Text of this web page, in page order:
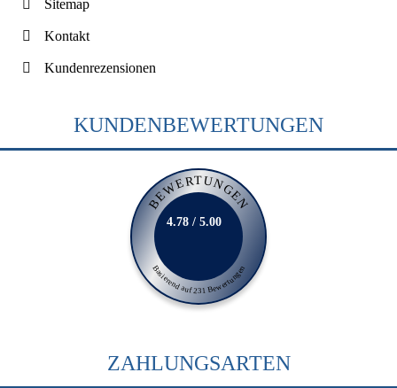
Sitemap
Kontakt
Kundenrezensionen
KUNDENBEWERTUNGEN
BEWERTUNGEN
Basierend auf 231 Bewertungen
4.78 / 5.00
ZAHLUNGSARTEN